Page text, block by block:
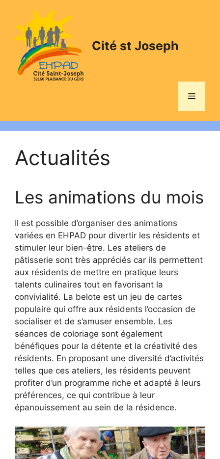
contenu
Cité st Joseph
Menu
Actualités
Les animations du mois
Il est possible d’organiser des animations
variées en EHPAD pour divertir les résidents et
stimuler leur bien-être. Les ateliers de
pâtisserie sont très appréciés car ils permettent
aux résidents de mettre en pratique leurs
talents culinaires tout en favorisant la
convivialité. La belote est un jeu de cartes
populaire qui offre aux résidents l’occasion de
socialiser et de s’amuser ensemble. Les
séances de coloriage sont également
bénéfiques pour la détente et la créativité des
résidents. En proposant une diversité d’activités
telles que ces ateliers, les résidents peuvent
profiter d’un programme riche et adapté à leurs
préférences, ce qui contribue à leur
épanouissement au sein de la résidence.